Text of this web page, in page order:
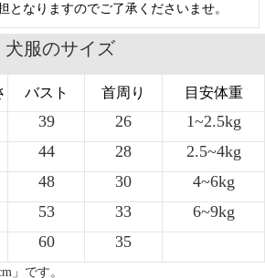
となりますのでご了承くださいませ。
犬服のサイズ
バスト 首周り 目安体重
39 26
1~2.5kg
44 28
2.5~4kg
48 30
4~6kg
53 33
6~9kg
60 35
」です。